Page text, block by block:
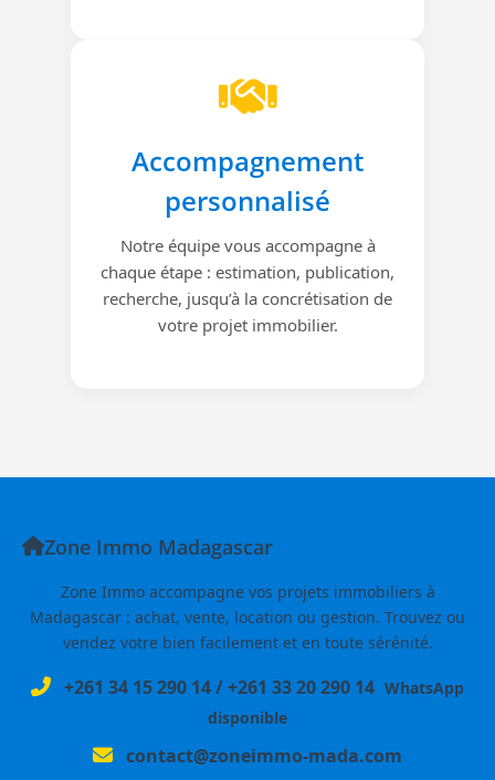
Accompagnement
personnalisé
Notre équipe vous accompagne à
chaque étape : estimation, publication,
recherche, jusqu’à la concrétisation de
votre projet immobilier.
Zone Immo Madagascar
Zone Immo accompagne vos projets immobiliers à
Madagascar : achat, vente, location ou gestion. Trouvez ou
vendez votre bien facilement et en toute sérénité.
+261 34 15 290 14/+261 33 20 290 14 WhatsApp
disponible
contact@zoneimmo-mada.com